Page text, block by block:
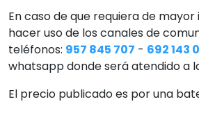
En caso de que requiera de
hacer uso de los canales de
teléfonos: 957 845 707 - 692 143
whatsapp donde será atendido a
El precio publicado es por una